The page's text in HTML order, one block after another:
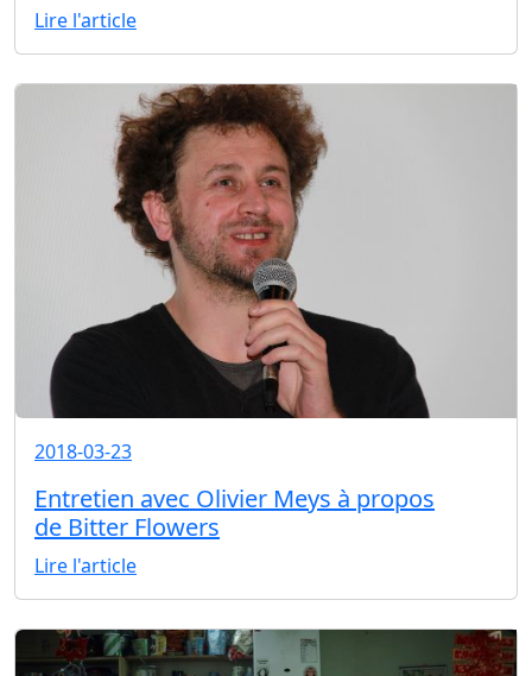
Lire l'article
2018-03-23
Entretien avec Olivier Meys à propos
de Bitter Flowers
Lire l'article